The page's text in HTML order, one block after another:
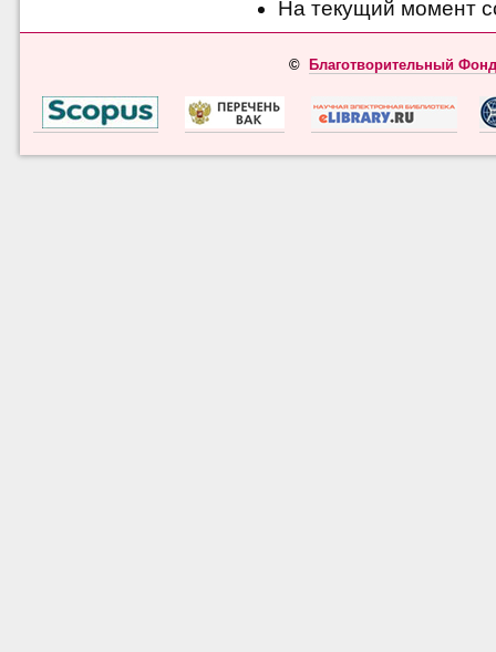
На текущий момент
© Благотворительный